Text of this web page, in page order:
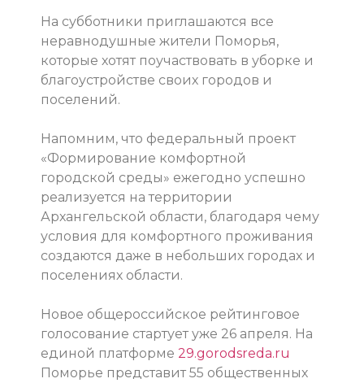
На субботники приглашаются все
неравнодушные жители Поморья,
которые хотят поучаствовать в уборке и
благоустройстве своих городов и
поселений.
Напомним, что федеральный проект
«Формирование комфортной
городской среды» ежегодно успешно
реализуется на территории
Архангельской области, благодаря чему
условия для комфортного проживания
создаются даже в небольших городах и
поселениях области.
Новое общероссийское рейтинговое
голосование стартует уже 26 апреля. На
единой платформе 29.gorodsreda.ru
Поморье представит 55 общественных